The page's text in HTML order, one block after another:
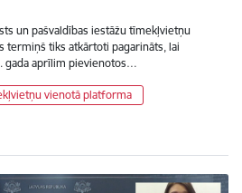
un pašvaldības iestāžu tīmekļvietņu
termiņš tiks atkārtoti pagarināts, lai
gada aprīlim pievienotos…
vienotā platforma